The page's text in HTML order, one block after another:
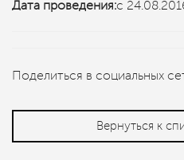
Дата проведения:с
Поделиться в социальных
Вернуться к